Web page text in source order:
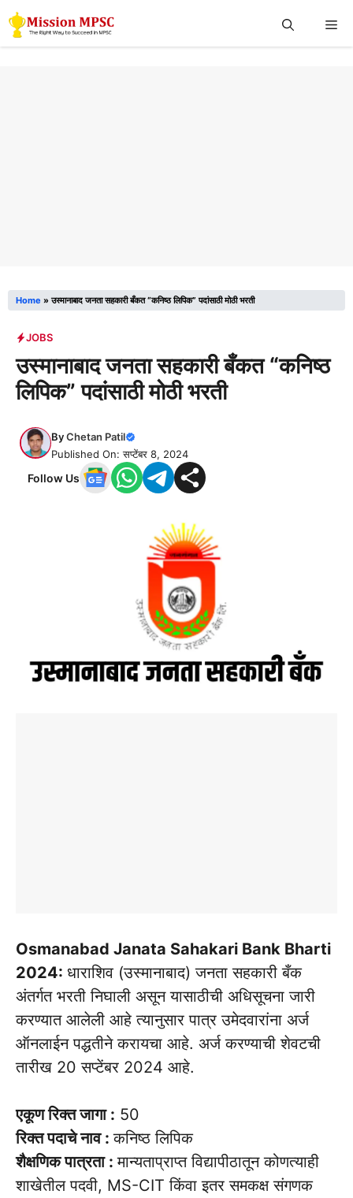
Skip
to
Home »उस्मानाबाद जनता सहकारी बँकत “कनिष्ठ लिपिक” पदांसाठी मोठी भरती
JOBS
उस्मानाबाद जनता सहकारी बँकत “कनिष्ठ
लिपिक” पदांसाठी मोठी भरती
ByChetan Patil
Published On: सप्टेंबर 8, 2024
Follow Us
Osmanabad Janata Sahakari Bank Bharti
2024: धाराशिव (उस्मानाबाद) जनता सहकारी बँक
अंतर्गत भरती निघाली असून यासाठीची अधिसूचना जारी
करण्यात आलेली आहे त्यानुसार पात्र उमेदवारांना अर्ज
ऑनलाईन पद्धतीने करायचा आहे. अर्ज करण्याची शेवटची
तारीख 20 सप्टेंबर 2024 आहे.
एकूण रिक्त जागा : 50
रिक्त पदाचे नाव :कनिष्ठ लिपिक
शैक्षणिक पात्रता :मान्यताप्राप्त विद्यापीठातून कोणत्याही
शाखेतील पदवी, MS-CIT किंवा इतर समकक्ष संगणक